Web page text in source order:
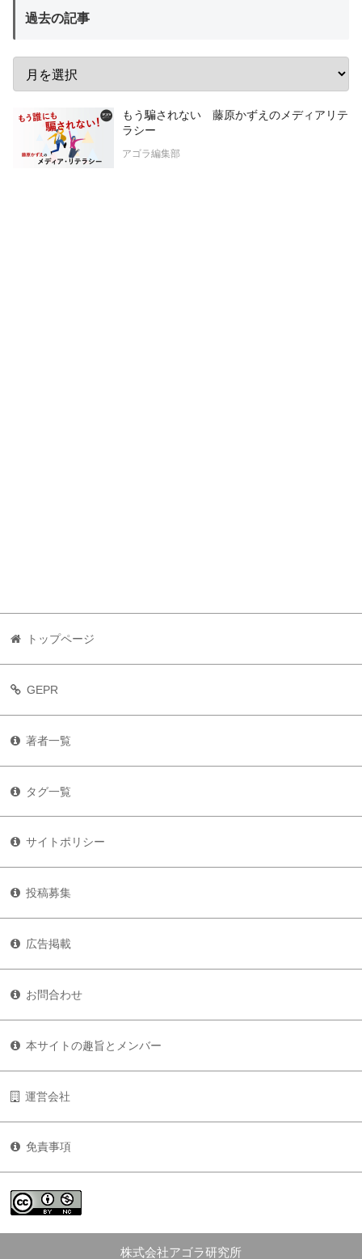
過去の記事
もう騙されない 藤原かずえのメディアリテ
ラシー
アゴラ編集部
トップページ
GEPR
著者一覧
タグ一覧
サイトポリシー
投稿募集
広告掲載
お問合わせ
本サイトの趣旨とメンバー
運営会社
免責事項
株式会社アゴラ研究所